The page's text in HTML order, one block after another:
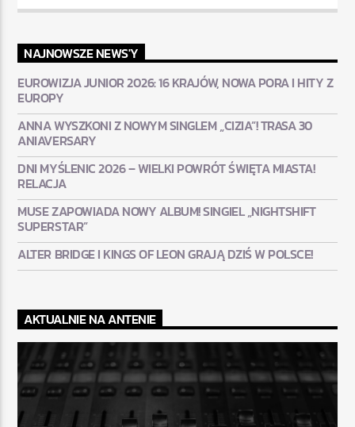
NAJNOWSZE NEWS'Y
EUROWIZJA JUNIOR 2026: 16 KRAJÓW, NOWA PORA I HITY Z
EUROPY
ANNA WYSZKONI Z NOWYM SINGLEM „CIZIA”! TRASA 30
ANIAVERSARY
DNI MYŚLENIC 2026 – WIELKI POWRÓT ŚWIĘTA MIASTA!
RELACJA
MUSE ZAPOWIADA NOWY ALBUM! SINGIEL „NIGHTSHIFT
SUPERSTAR”
ALTER BRIDGE I KINGS OF LEON GRAJĄ DZIŚ W POLSCE!
AKTUALNIE NA ANTENIE